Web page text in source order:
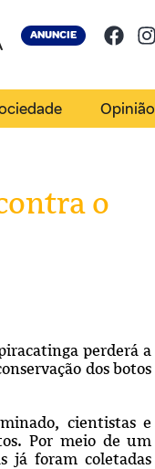
ANUNCIE
Opinião
o
perderá a
dos botos
cientistas e
Por meio de um
já foram coletadas